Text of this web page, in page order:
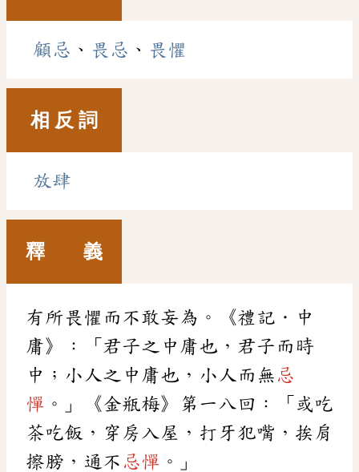
顧忌 、 畏忌 、 畏懼
相 反 詞
放肆
釋 義
有所畏懼而不敢妄為。《禮記．中
庸》：「君子之中庸也，君子而時
中；小人之中庸也，小人而無 忌
憚 。」《金瓶梅》第一八回：「或吃
茶吃飯，穿房入屋，打牙犯嘴，挨肩
擦膀，通不 忌憚 。」